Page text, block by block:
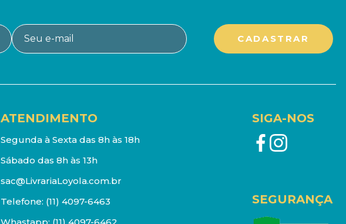
ATENDIMENTO
Segunda à Sexta das 8h às 18h
Sábado das 8h às 13h
sac@LivrariaLoyola.com.br
Telefone: (11) 4097-6463
Whastapp: (11) 4097-6462
SIGA-NOS
SEGURANÇA